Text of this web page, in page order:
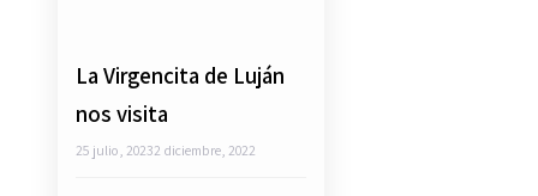
La Virgencita de Luján
nos visita
25 julio, 20232 diciembre, 2022